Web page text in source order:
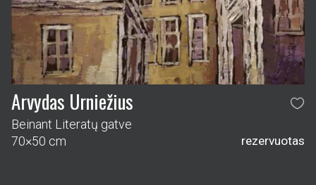
Arvydas Urniežius
Beinant Literatų gatve
70×50 cm
rezervuotas